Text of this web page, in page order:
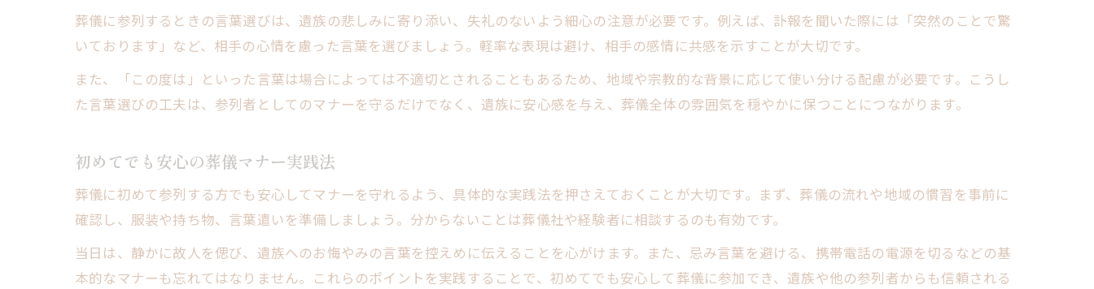
八王子市ならではの参列時注意点
葬儀会話で気をつけたい対応例
服装や態度に現れるマナーの基本
葬儀に参列するときの言葉選びは、遺族の悲しみに寄り添い、失礼のないよう細心の注意が必要です。例えば、訃報を聞いた際には「突然のことで驚
いております」など、相手の心情を慮った言葉を選びましょう。軽率な表現は避け、相手の感情に共感を示すことが大切です。
また、「この度は」といった言葉は場合によっては不適切とされることもあるため、地域や宗教的な背景に応じて使い分ける配慮が必要です。こうし
た言葉選びの工夫は、参列者としてのマナーを守るだけでなく、遺族に安心感を与え、葬儀全体の雰囲気を穏やかに保つことにつながります。
初めてでも安心の葬儀マナー実践法
葬儀に初めて参列する方でも安心してマナーを守れるよう、具体的な実践法を押さえておくことが大切です。まず、葬儀の流れや地域の慣習を事前に
確認し、服装や持ち物、言葉遣いを準備しましょう。分からないことは葬儀社や経験者に相談するのも有効です。
当日は、静かに故人を偲び、遺族へのお悔やみの言葉を控えめに伝えることを心がけます。また、忌み言葉を避ける、携帯電話の電源を切るなどの基
本的なマナーも忘れてはなりません。これらのポイントを実践することで、初めてでも安心して葬儀に参加でき、遺族や他の参列者からも信頼される